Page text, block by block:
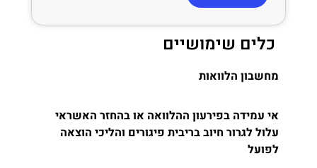
כלים שימושיים
מחשבון הלוואות
אי עמידה בפירעון ההלוואה או בהחזר האשראי
עלול לגרור חיוב בריבית פיגורים והליכי הוצאה
לפועל